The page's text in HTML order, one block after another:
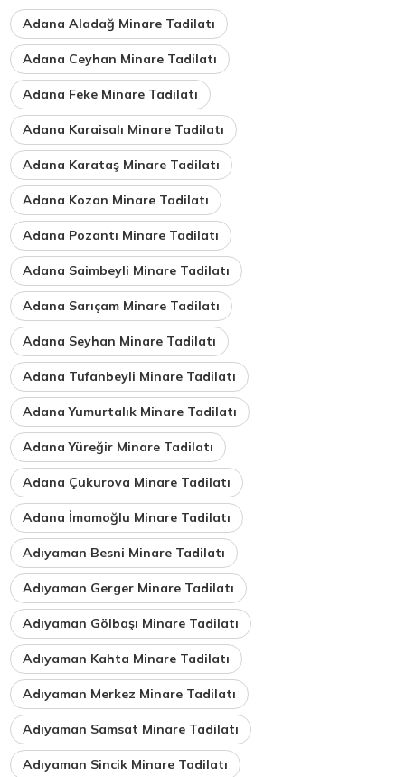
Adana Aladağ Minare Tadilatı
Adana Ceyhan Minare Tadilatı
Adana Feke Minare Tadilatı
Adana Karaisalı Minare Tadilatı
Adana Karataş Minare Tadilatı
Adana Kozan Minare Tadilatı
Adana Pozantı Minare Tadilatı
Adana Saimbeyli Minare Tadilatı
Adana Sarıçam Minare Tadilatı
Adana Seyhan Minare Tadilatı
Adana Tufanbeyli Minare Tadilatı
Adana Yumurtalık Minare Tadilatı
Adana Yüreğir Minare Tadilatı
Adana Çukurova Minare Tadilatı
Adana İmamoğlu Minare Tadilatı
Adıyaman Besni Minare Tadilatı
Adıyaman Gerger Minare Tadilatı
Adıyaman Gölbaşı Minare Tadilatı
Adıyaman Kahta Minare Tadilatı
Adıyaman Merkez Minare Tadilatı
Adıyaman Samsat Minare Tadilatı
Adıyaman Sincik Minare Tadilatı